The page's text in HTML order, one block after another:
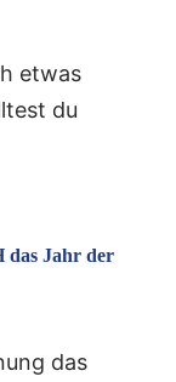
etwas
du
das Jahr der
das